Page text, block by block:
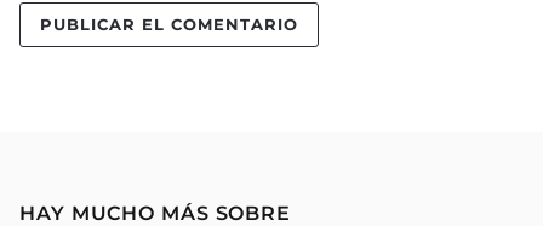
HAY MUCHO MÁS SOBRE